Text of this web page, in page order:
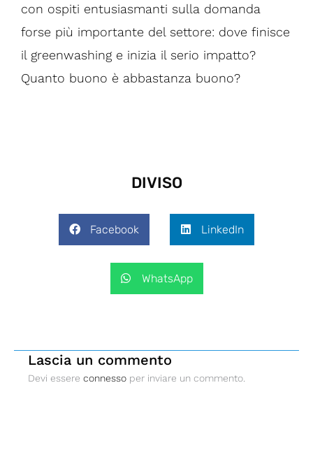
con ospiti entusiasmanti sulla domanda
forse più importante del settore: dove finisce
il greenwashing e inizia il serio impatto?
Quanto buono è abbastanza buono?
DIVISO
Facebook LinkedIn
WhatsApp
Lascia un commento
Devi essere connesso per inviare un commento.